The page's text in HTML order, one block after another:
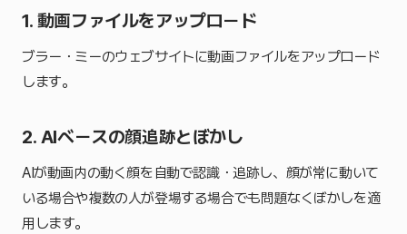
1. 動画ファイルをアップロード
ブラー・ミーのウェブサイトに動画ファイルをアップロード
します。
2. AIベースの顔追跡とぼかし
AIが動画内の動く顔を自動で認識・追跡し、顔が常に動いて
いる場合や複数の人が登場する場合でも問題なくぼかしを適
用します。